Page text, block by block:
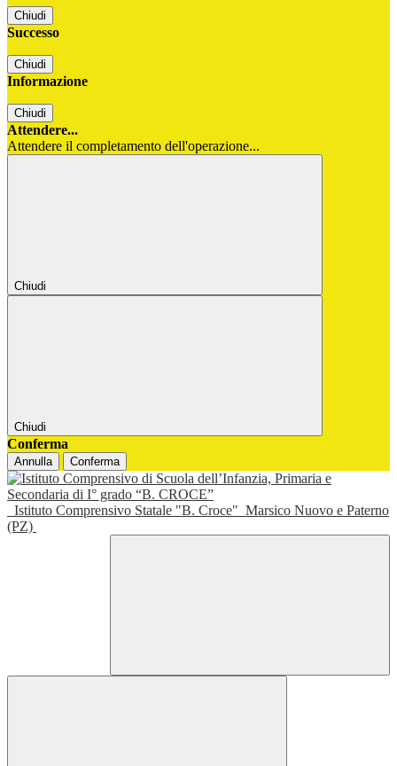
Chiudi
Successo
Chiudi
Informazione
Chiudi
Attendere...
Attendere il completamento dell'operazione...
Chiudi
Chiudi
Conferma
Annulla Conferma
Istituto Comprensivo Statale "B. Croce" Marsico Nuovo e Paterno
(PZ)